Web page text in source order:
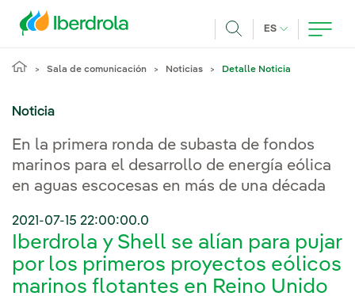
ES IDIOMA
Sala de comunicación Noticias Detalle Noticia
Noticia
En la primera ronda de subasta de fondos
marinos para el desarrollo de energía eólica
en aguas escocesas en más de una década
2021-07-15 22:00:00.0
Iberdrola y Shell se alían para pujar
por los primeros proyectos eólicos
marinos flotantes en Reino Unido